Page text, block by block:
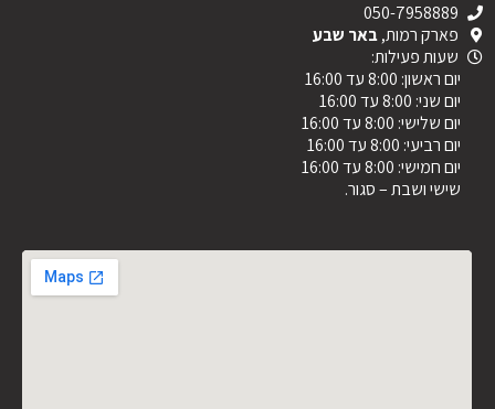
050-7958889
פארק רמות,באר שבע
שעות פעילות:
יום ראשון: 8:00 עד 16:00
יום שני: 8:00 עד 16:00
יום שלישי: 8:00 עד 16:00
יום רביעי: 8:00 עד 16:00
יום חמישי: 8:00 עד 16:00
שישי ושבת – סגור.